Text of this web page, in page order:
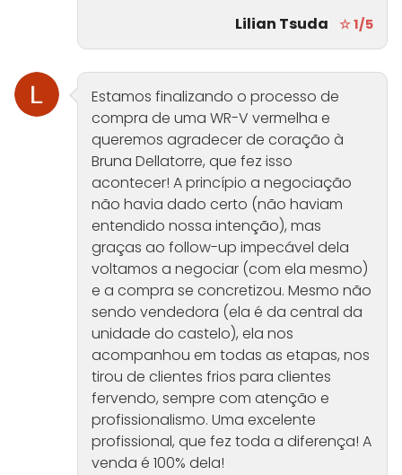
Lilian Tsuda
☆ 1/5
Estamos finalizando o processo de
compra de uma WR-V vermelha e
queremos agradecer de coração à
Bruna Dellatorre, que fez isso
acontecer! A princípio a negociação
não havia dado certo (não haviam
entendido nossa intenção), mas
graças ao follow-up impecável dela
voltamos a negociar (com ela mesmo)
e a compra se concretizou. Mesmo não
sendo vendedora (ela é da central da
unidade do castelo), ela nos
acompanhou em todas as etapas, nos
tirou de clientes frios para clientes
fervendo, sempre com atenção e
profissionalismo. Uma excelente
profissional, que fez toda a diferença! A
venda é 100% dela!